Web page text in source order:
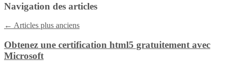
Navigation des articles
← Articles plus anciens
Obtenez une certification html5 gratuitement avec
Microsoft